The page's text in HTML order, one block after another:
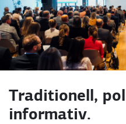
Traditionell,
informativ.